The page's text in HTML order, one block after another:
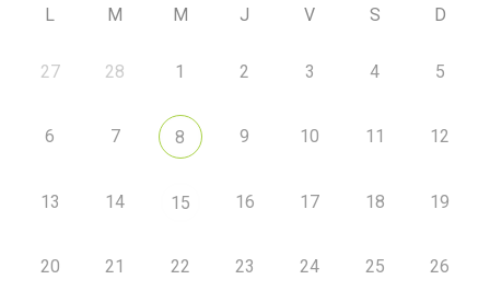
L M M J V S D
27 28 1 2 3 4 5
6 7 8 9 10 11 12
13 14 15 16 17 18 19
20 21 22 23 24 25 26